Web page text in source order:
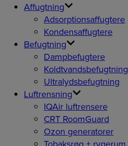
Affugtning
Adsorptionsaffugtere
Kondensaffugtere
Befugtning
Dampbefugtere
Koldtvandsbefugtning
Ultralydsbefugtning
Luftrensning
IQAir luftrensere
CRT RoomGuard
Ozon generatorer